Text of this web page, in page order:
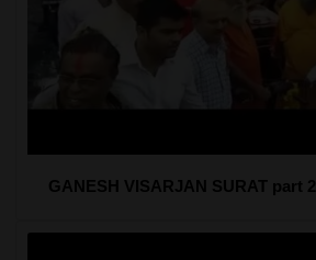
GANESH VISARJAN SURAT part 2